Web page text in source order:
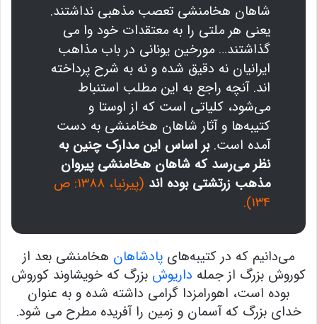
شاهان هخامنشی تعصب مذهبی نداشتند.
یعنی هر ملتی را به معتقدات خود وا می
گذاشتند… مورخین یونانی در باب مذاهب
ایرانیان نه دقیق شده و نه به شرح پرداخته
اند. آنچه راجع به این مطلب استنباط
می‌شود، کلیاتی است که از اوستا و
کتیبه‌ها و آثار شاهان هخامنشی به دست
آمده است.بر اساس این مدارک چنین به
نظر می‌رسد که شاهان هخامنشی پیروان
مذهب زرتشتی بوده اند
(پیرنیا، ۱۳۸۸: ص
۱۳۴).
می‌دانیم که در کتیبه‌های پادشاهان هخامنشی بعد از
کوروش بزرگ از جمله داریوش بزرگ که خویشاوند کوروش
بوده است، اهورامزدا گرامی داشته شده و به عنوان
خدای بزرگ که آسمان و زمین را آفریده مطرح می شود.